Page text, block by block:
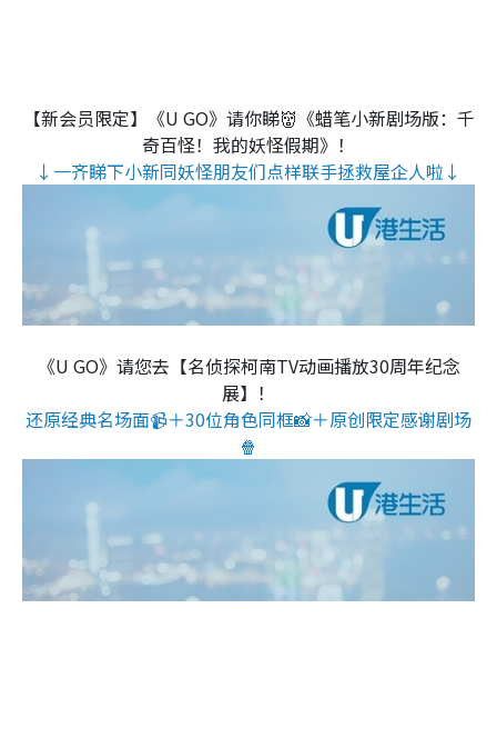
【新会员限定】《U GO》请你睇👹《蜡笔小新剧场版：千
奇百怪！我的妖怪假期》！
↓一齐睇下小新同妖怪朋友们点样联手拯救屋企人啦↓
《U GO》请您去【名侦探柯南TV动画播放30周年纪念
展】！
还原经典名场面📹＋30位角色同框📸＋原创限定感谢剧场
🍿